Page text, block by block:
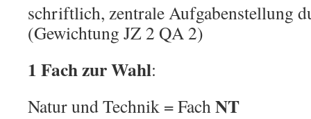
schriftlich, zentrale Aufgabenstellung
(Gewichtung JZ 2 QA 2)
1 Fach zur Wahl:
Natur und Technik = FachNT